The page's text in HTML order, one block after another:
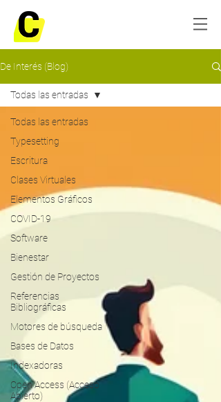
De Interés (Blog)
Todas las entradas
Typesetting
Escritura
Clases Virtuales
Elementos Gráficos
COVID-19
Software
Bienestar
Gestión de Proyectos
Referencias
Bibliográficas
Motores de búsqueda
Bases de Datos
Indexadoras
Open Access (Acceso
Abierto)
Todas las entradas